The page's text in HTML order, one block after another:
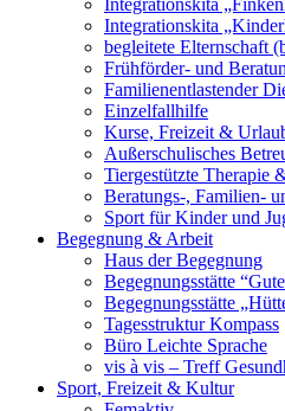
Integrationskita
Integrationskita
begleitete Elternschaft
Frühförder- und
Familienentlastender
Einzelfallhilfe
Kurse, Freizeit &
Außerschulisches
Tiergestützte Therapie
Beratungs-, Familien-
Sport für Kinder und
Begegnung & Arbeit
Haus der Begegnung
Begegnungsstätte
Begegnungsstätte
Tagesstruktur Kompass
Büro Leichte Sprache
vis à vis – Treff
Sport, Freizeit & Kultur